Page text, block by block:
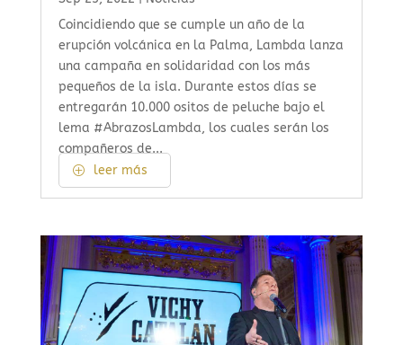
Coincidiendo que se cumple un año de la
erupción volcánica en la Palma, Lambda lanza
una campaña en solidaridad con los más
pequeños de la isla. Durante estos días se
entregarán 10.000 ositos de peluche bajo el
lema #AbrazosLambda, los cuales serán los
compañeros de...
leer más